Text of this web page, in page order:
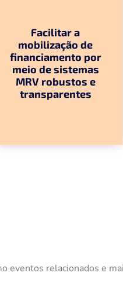
Facilitar a
mobilização de
financiamento por
meio de sistemas
MRV robustos e
transparentes
eventos relacionados e